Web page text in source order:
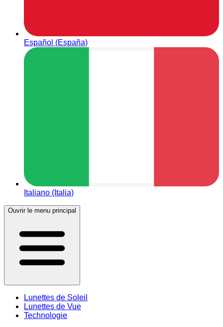
Español (España)
Italiano (Italia)
Ouvrir le menu principal
Lunettes de Soleil
Lunettes de Vue
Technologie